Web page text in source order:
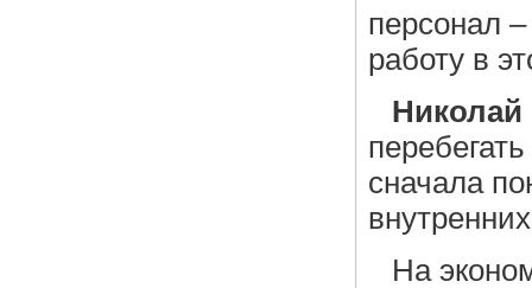
персонал
работу в
сначала
На